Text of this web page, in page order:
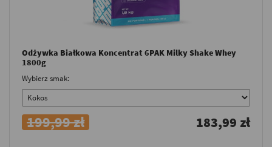
Odżywka Białkowa Koncentrat 6PAK Milky Shake Whey
1800g
Wybierz smak:
199,99 zł 183,99 zł